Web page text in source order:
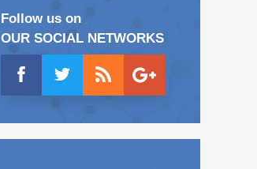
Follow us on
OUR SOCIAL NETWORKS